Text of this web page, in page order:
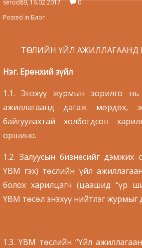
serod89, 16.02.2017
0
Posted in Блог
ТӨСЛИЙН ҮЙЛ АЖИЛЛАГААНД
Нэг. Ерөнхий зүйл
1.1. Энэхүү журмын зорилго
ажиллагаанд дагаж мөрдөх,
байгуулахтай холбогдсон
оршино.
1.2. Залуусын бизнесийг дэмжих
YBM гэх) төслийн үйл
болох харилцагч (цаашид “үр
YBM төсөл энэхүү нийтлэг
1.3. YBM төслийн “Үйл